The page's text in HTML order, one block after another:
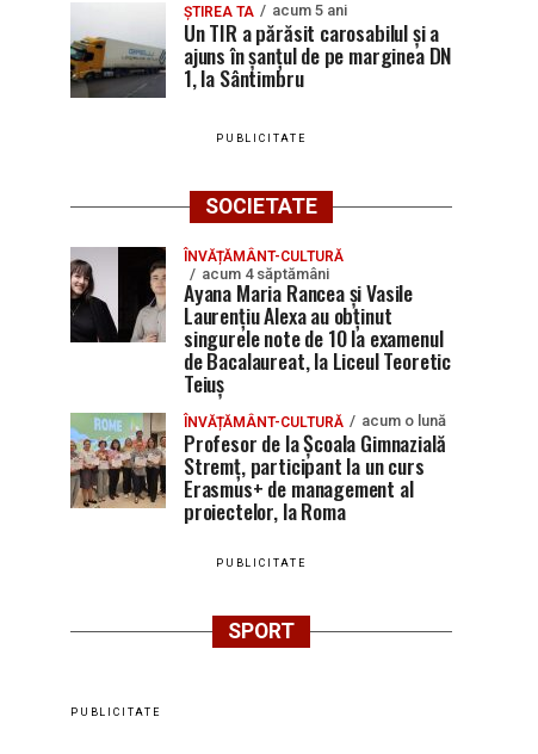
ȘTIREA TA acum 5 ani
Un TIR a părăsit carosabilul și a
ajuns în șanțul de pe marginea DN
1, la Sântimbru
PUBLICITATE
SOCIETATE
ÎNVĂȚĂMÂNT-CULTURĂ
acum 4 săptămâni
Ayana Maria Rancea și Vasile
Laurențiu Alexa au obținut
singurele note de 10 la examenul
de Bacalaureat, la Liceul Teoretic
Teiuș
ÎNVĂȚĂMÂNT-CULTURĂ acum o lună
Profesor de la Școala Gimnazială
Stremț, participant la un curs
Erasmus+ de management al
proiectelor, la Roma
PUBLICITATE
SPORT
PUBLICITATE